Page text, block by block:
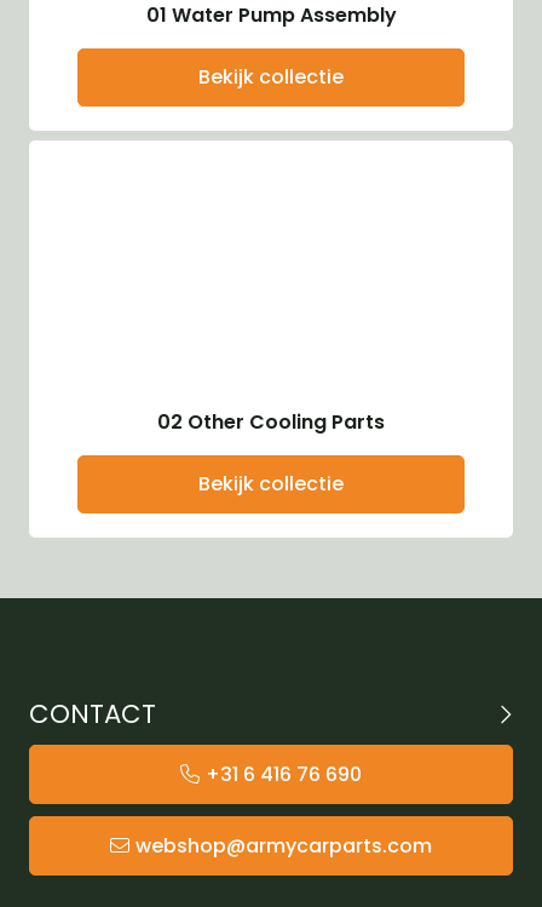
01 Water Pump Assembly
Bekijk collectie
02 Other Cooling Parts
Bekijk collectie
CONTACT
+31 6 416 76 690
webshop@armycarparts.com